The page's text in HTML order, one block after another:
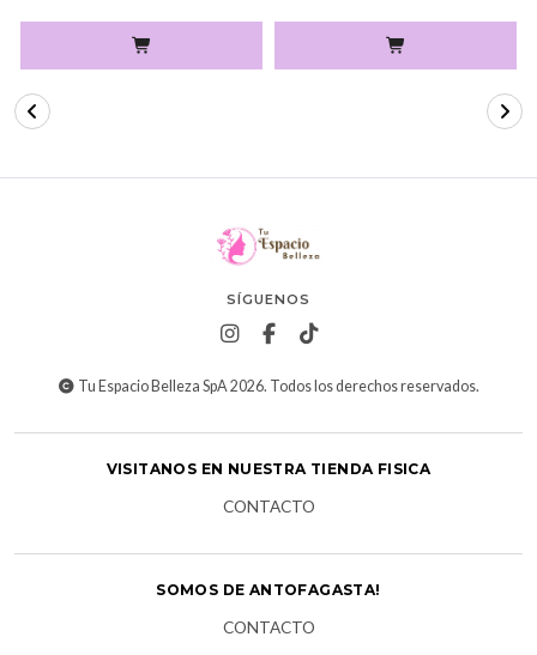
SÍGUENOS
Tu Espacio Belleza SpA 2026. Todos los derechos reservados.
VISITANOS EN NUESTRA TIENDA FISICA
CONTACTO
SOMOS DE ANTOFAGASTA!
CONTACTO